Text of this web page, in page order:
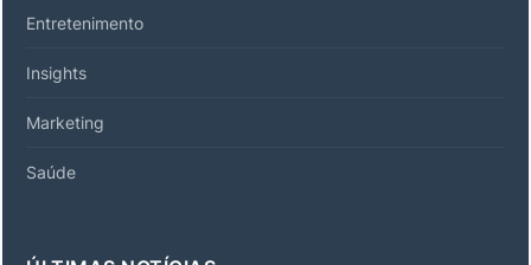
Entretenimento
Insights
Marketing
Saúde